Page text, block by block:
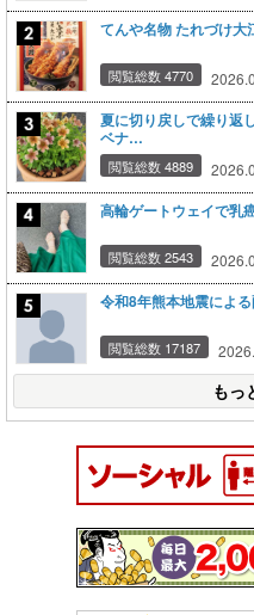
てんや名物 たれづけ大
閲覧総数 4770
夏に切り戻しで繰り返
ベナ…
閲覧総数 4889
高輪ゲートウェイで乳
閲覧総数 2543
令和8年熊本地震によ
閲覧総数 17187
もっ